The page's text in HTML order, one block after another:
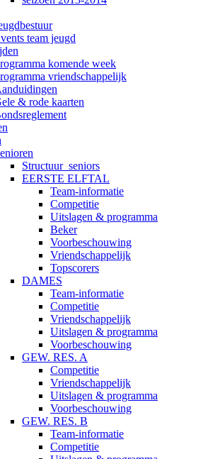
team jeugd
komende week
vriendschappelijk
& rode kaarten
Structuur_seniors
EERSTE ELFTAL
Team-informatie
Competitie
Uitslagen & programma
Beker
Voorbeschouwing
Vriendschappelijk
Topscorers
DAMES
Team-informatie
Competitie
Vriendschappelijk
Uitslagen & programma
Voorbeschouwing
GEW. RES. A
Competitie
Vriendschappelijk
Uitslagen & programma
Voorbeschouwing
GEW. RES. B
Team-informatie
Competitie